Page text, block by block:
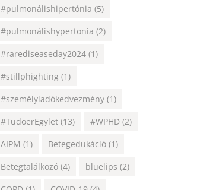
#pulmonálishipertónia (5)
#pulmonálishypertonia (2)
#rarediseaseday2024 (1)
#stillphighting (1)
#személyiadókedvezmény (1)
#TudoerEgylet (13) #WPHD (2)
AIPM (1) Betegedukáció (1)
Betegtalálkozó (4) bluelips (2)